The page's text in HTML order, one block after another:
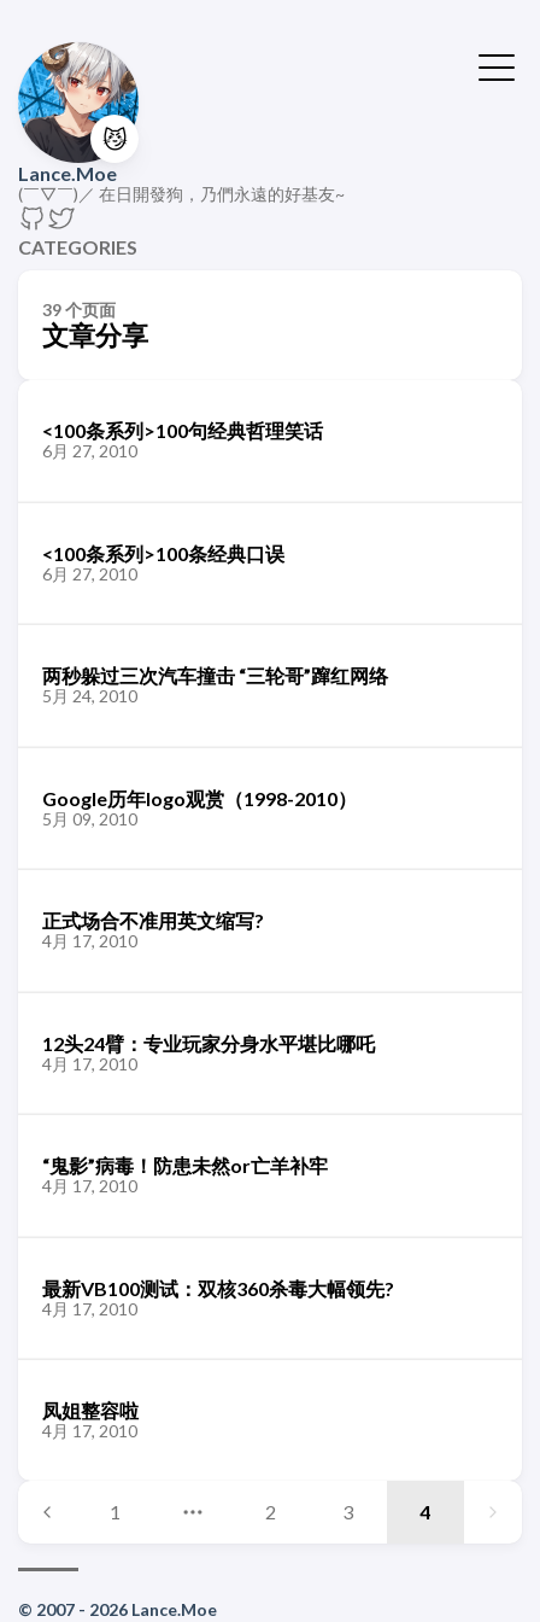
😼
Lance.Moe
(￣▽￣)／ 在日開發狗，乃們永遠的好基友~
CATEGORIES
39 个页面
文章分享
<100条系列>100句经典哲理笑话
6月 27, 2010
<100条系列>100条经典口误
6月 27, 2010
两秒躲过三次汽车撞击 “三轮哥”蹿红网络
5月 24, 2010
Google历年logo观赏（1998-2010）
5月 09, 2010
正式场合不准用英文缩写?
4月 17, 2010
12头24臂：专业玩家分身水平堪比哪吒
4月 17, 2010
“鬼影”病毒！防患未然or亡羊补牢
4月 17, 2010
最新VB100测试：双核360杀毒大幅领先?
4月 17, 2010
凤姐整容啦
4月 17, 2010
1 2 3 4
© 2007 - 2026 Lance.Moe